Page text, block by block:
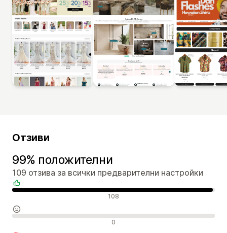
Отзиви
99% положителни
109 отзива за всички предварителни настройки
Положителни отзиви 108
Неутрални отзиви 0